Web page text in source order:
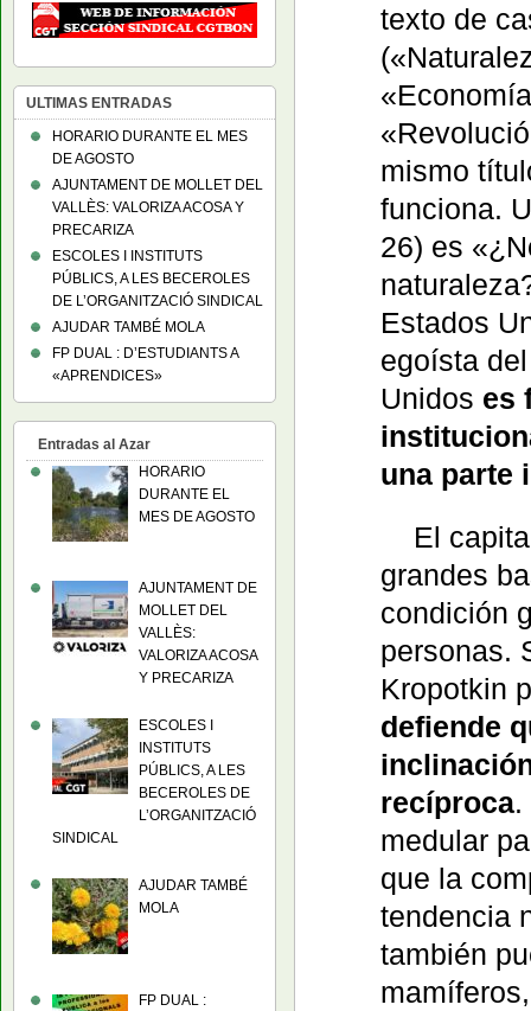
texto de
mismo
funciona.
26) es
Estados
egoísta
Unidos es
una parte
El
grandes
condición
personas.
Kropotkin
defiende
recíproca.
medular
que la
tendencia
también
ULTIMAS ENTRADAS
HORARIO DURANTE EL MES
DE AGOSTO
AJUNTAMENT DE MOLLET DEL
VALLÈS: VALORIZA ACOSA Y
PRECARIZA
ESCOLES I INSTITUTS
PÚBLICS, A LES BECEROLES
DE L’ORGANITZACIÓ SINDICAL
AJUDAR TAMBÉ MOLA
FP DUAL : D’ESTUDIANTS A
«APRENDICES»
Entradas al Azar
HORARIO
DURANTE EL
MES DE AGOSTO
AJUNTAMENT DE
MOLLET DEL
VALLÈS:
VALORIZA ACOSA
Y PRECARIZA
ESCOLES I
INSTITUTS
PÚBLICS, A LES
BECEROLES DE
L’ORGANITZACIÓ
SINDICAL
AJUDAR TAMBÉ
MOLA
FP DUAL :